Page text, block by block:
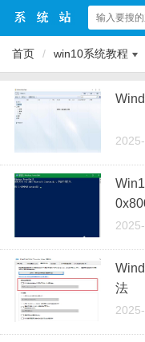
首页 / win10系统教程
法